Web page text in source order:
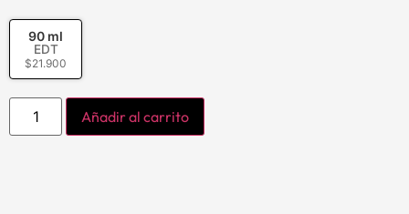
90 ml
EDT
$21.900
Añadir al carrito